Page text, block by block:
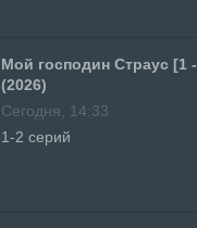
Мой господин Страус [1
(2026)
Сегодня, 14:33
1-2 серий